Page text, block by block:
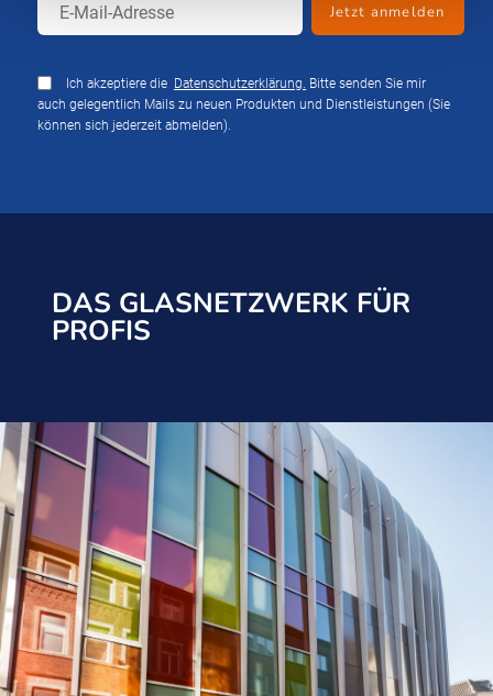
Ich akzeptiere die Datenschutzerklärung. Bitte senden Sie mir
auch gelegentlich Mails zu neuen Produkten und Dienstleistungen (Sie
können sich jederzeit abmelden).
DAS GLASNETZWERK FÜR
PROFIS